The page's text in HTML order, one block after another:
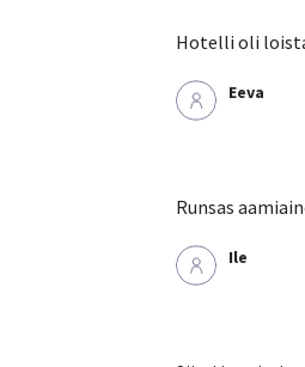
Hotelli oli
Eeva
Runsas
Ile